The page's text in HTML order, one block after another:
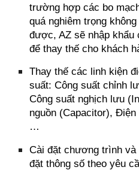
trường hợp các bo
quá nghiêm trọng
được, AZ sẽ nhập khẩu
để thay thế cho khách
Thay thế các linh kiện
suất: Công suất chỉnh
Công suất nghịch lưu
nguồn (Capacitor),
…
Cài đặt chương trình
đặt thông số theo yêu